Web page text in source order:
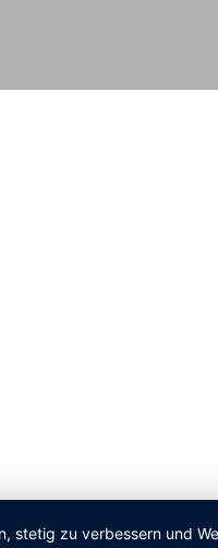
stetig zu verbessern und